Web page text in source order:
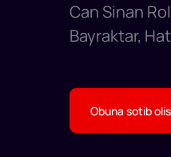
Can Sinan
Bayraktar,
Obuna sotib